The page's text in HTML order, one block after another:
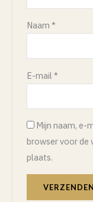
Naam*
E-mail*
Mijn naam, e-
browser voor de
plaats.